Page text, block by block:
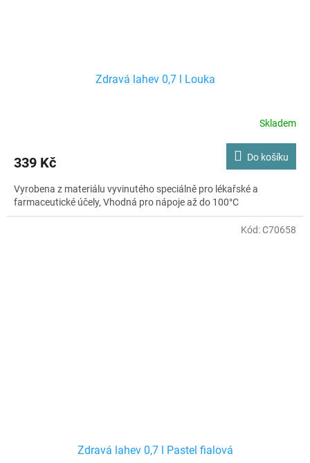
Zdravá lahev 0,7 l Louka
Skladem
339 Kč Do košíku
Vyrobena z materiálu vyvinutého speciálně pro lékařské a
farmaceutické účely, Vhodná pro nápoje až do 100°C
Zdravá lahev 0,7 l Pastel fialová
Kód:C70658